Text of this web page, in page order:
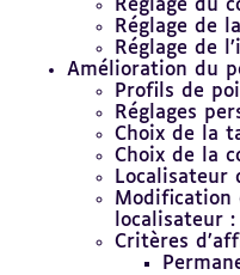
Réglage du
Réglage de
Réglage de
Amélioration du
Profils de
Réglages
Choix de la
Choix de la
Localisateur
Modification
localisateur
Critères